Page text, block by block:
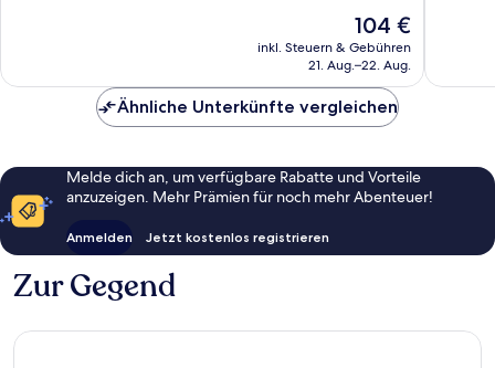
Der
Preis
beträgt
104 €
inkl. Steuern & Gebühren
21. Aug.–22. Aug.
Ähnliche Unterkünfte vergleichen
Melde dich an, um verfügbare Rabatte und Vorteile
anzuzeigen. Mehr Prämien für noch mehr Abenteuer!
Anmelden Jetzt kostenlos registrieren
Zur Gegend